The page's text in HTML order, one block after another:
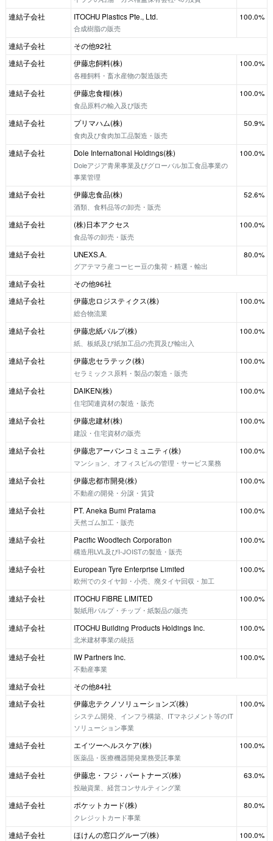
連結子会社
ITOCHU Plastics Pte., Ltd.
合成樹脂の販売
100.0%
連結子会社
その他92社
連結子会社
伊藤忠飼料(株)
各種飼料・畜水産物の製造販売
100.0%
連結子会社
伊藤忠食糧(株)
食品原料の輸入及び販売
100.0%
連結子会社
プリマハム(株)
食肉及び食肉加工品製造・販売
50.9%
連結子会社
Dole International Holdings(株)
Doleアジア青果事業及びグローバル加工食品事業の
事業管理
100.0%
連結子会社
伊藤忠食品(株)
酒類、食料品等の卸売・販売
52.6%
連結子会社
(株)日本アクセス
食品等の卸売・販売
100.0%
連結子会社
UNEXS.A.
グアテマラ産コーヒー豆の集荷・精選・輸出
80.0%
連結子会社
その他96社
連結子会社
伊藤忠ロジスティクス(株)
総合物流業
100.0%
連結子会社
伊藤忠紙パルプ(株)
紙、板紙及び紙加工品の売買及び輸出入
100.0%
連結子会社
伊藤忠セラテック(株)
セラミックス原料・製品の製造・販売
100.0%
連結子会社
DAIKEN(株)
住宅関連資材の製造・販売
100.0%
連結子会社
伊藤忠建材(株)
建設・住宅資材の販売
100.0%
連結子会社
伊藤忠アーバンコミュニティ(株)
マンション、オフィスビルの管理・サービス業務
100.0%
連結子会社
伊藤忠都市開発(株)
不動産の開発・分譲・賃貸
100.0%
連結子会社
PT. Aneka Bumi Pratama
天然ゴム加工・販売
100.0%
連結子会社
Pacific Woodtech Corporation
構造用LVL及びI-JOISTの製造・販売
100.0%
連結子会社
European Tyre Enterprise Limited
欧州でのタイヤ卸・小売、廃タイヤ回収・加工
100.0%
連結子会社
ITOCHU FIBRE LIMITED
製紙用パルプ・チップ・紙製品の販売
100.0%
連結子会社
ITOCHU Building Products Holdings Inc.
北米建材事業の統括
100.0%
連結子会社
IW Partners Inc.
不動産事業
100.0%
連結子会社
その他84社
連結子会社
伊藤忠テクノソリューションズ(株)
システム開発、インフラ構築、ITマネジメント等のIT
ソリューション事業
100.0%
連結子会社
エイツーヘルスケア(株)
医薬品・医療機器開発業務受託事業
100.0%
連結子会社
伊藤忠・フジ・パートナーズ(株)
投融資業、経営コンサルティング業
63.0%
連結子会社
ポケットカード(株)
クレジットカード事業
80.0%
連結子会社
ほけんの窓口グループ(株)
100.0%